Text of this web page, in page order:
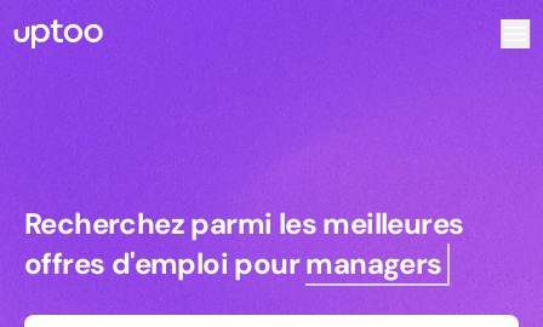
Recherchez parmi les meilleures
Recherchez parmi les meilleures
offres d'emploi pourmanagers